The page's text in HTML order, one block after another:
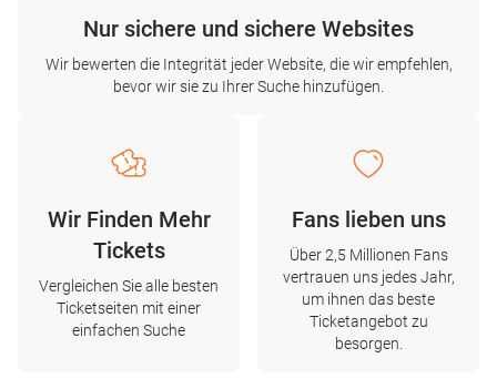
Nur sichere und sichere Websites
Wir bewerten die Integrität jeder Website, die wir empfehlen,
bevor wir sie zu Ihrer Suche hinzufügen.
Wir Finden Mehr
Tickets
Vergleichen Sie alle besten
Ticketseiten mit einer
einfachen Suche
Fans lieben uns
Über 2,5 Millionen Fans
vertrauen uns jedes Jahr,
um ihnen das beste
Ticketangebot zu
besorgen.